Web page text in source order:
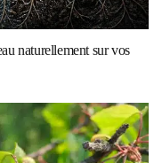
naturellement sur vos